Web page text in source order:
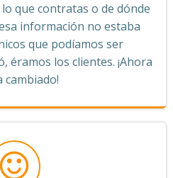
que contratas o de dónde
información no estaba
que podíamos ser
éramos los clientes. ¡Ahora
cambiado!